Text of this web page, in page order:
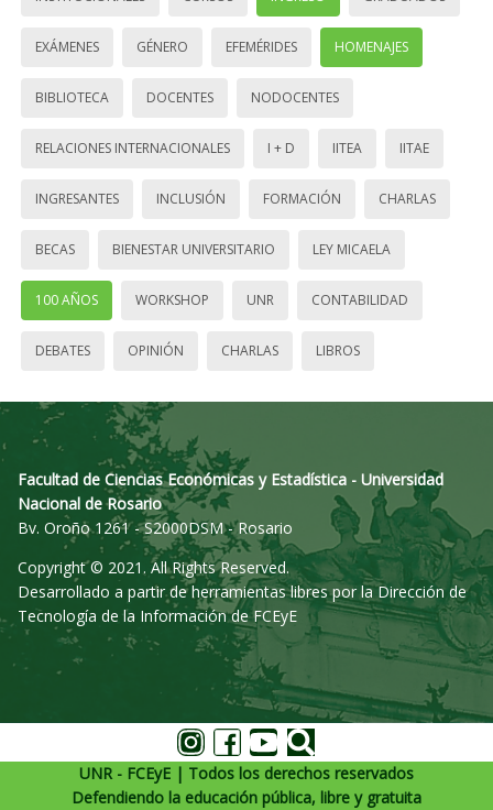
EXÁMENES GÉNERO EFEMÉRIDES HOMENAJES
BIBLIOTECA DOCENTES NODOCENTES
RELACIONES INTERNACIONALES I + D IITEA IITAE
INGRESANTES INCLUSIÓN FORMACIÓN CHARLAS
BECAS BIENESTAR UNIVERSITARIO LEY MICAELA
100 AÑOS WORKSHOP UNR CONTABILIDAD
DEBATES OPINIÓN CHARLAS LIBROS
Facultad de Ciencias Económicas y Estadística - Universidad
Nacional de Rosario
Bv. Oroño 1261 - S2000DSM - Rosario
Copyright © 2021. All Rights Reserved.
Desarrollado a partir de herramientas libres por la Dirección de
Tecnología de la Información de FCEyE
UNR - FCEyE | Todos los derechos reservados
Defendiendo la educación pública, libre y gratuita